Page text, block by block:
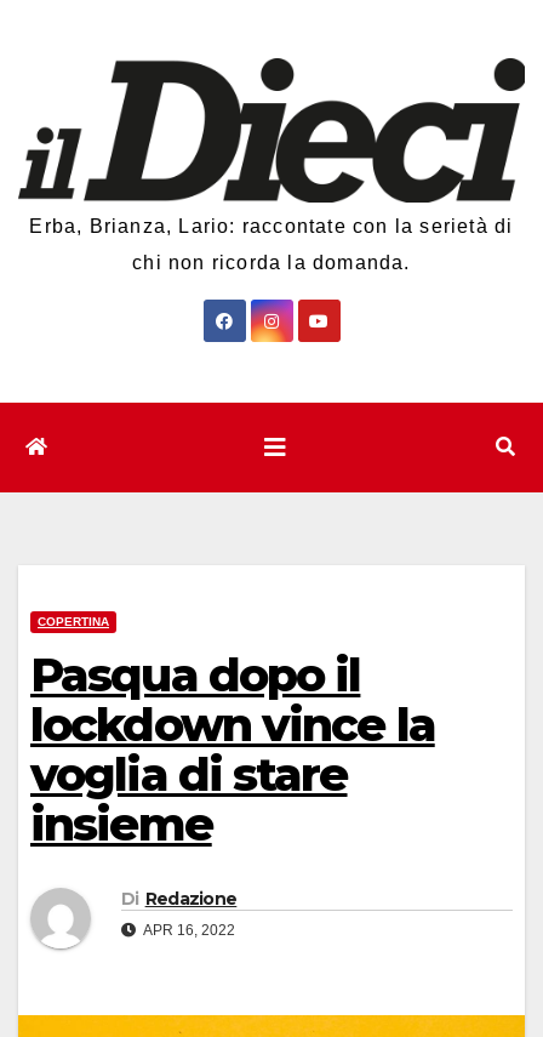
Erba, Brianza, Lario: raccontate con la serietà di
chi non ricorda la domanda.
COPERTINA
Pasqua dopo il
lockdown vince la
voglia di stare
insieme
Di Redazione
APR 16, 2022